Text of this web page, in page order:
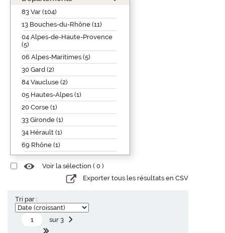
83 Var (104)
13 Bouches-du-Rhône (11)
04 Alpes-de-Haute-Provence
(5)
06 Alpes-Maritimes (5)
30 Gard (2)
84 Vaucluse (2)
05 Hautes-Alpes (1)
20 Corse (1)
33 Gironde (1)
34 Hérault (1)
69 Rhône (1)
Voir la sélection ( 0 )
Exporter tous les résultats en CSV
Tri par :
sur 3